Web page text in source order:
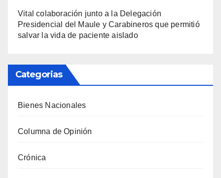
Vital colaboración junto a la Delegación
Presidencial del Maule y Carabineros que permitió
salvar la vida de paciente aislado
Categorias
Bienes Nacionales
Columna de Opinión
Crónica